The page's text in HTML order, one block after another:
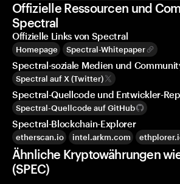
Offizielle Ressourcen und
Spectral
Offizielle Links von Spectral
Homepage Spectral-Whitepaper
Spectral-soziale Medien und
Spectral auf X (Twitter)
Spectral-Quellcode und Entwickler-
Spectral-Quellcode auf GitHub
Spectral-Blockchain-Explorer
etherscan.io intel.arkm.com
Ähnliche Kryptowährungen
(SPEC)